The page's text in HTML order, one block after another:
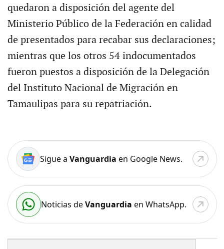
quedaron a disposición del agente del
Ministerio Público de la Federación en calidad
de presentados para recabar sus declaraciones;
mientras que los otros 54 indocumentados
fueron puestos a disposición de la Delegación
del Instituto Nacional de Migración en
Tamaulipas para su repatriación.
Sigue a Vanguardia en Google News.
Noticias deVanguardia en WhatsApp.